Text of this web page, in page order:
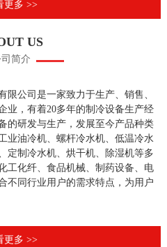
更多 >>
US
简介
公司是一家致力于生产、销售、
业，有着20多年的制冷设备生产经
的研发与生产，发展至今产品种类
业油冷机、螺杆冷水机、低温冷水
定制冷水机、烘干机、除湿机等多
工化纤、食品机械、制药设备、电
不同行业用户的需求特点，为用户
更多 >>